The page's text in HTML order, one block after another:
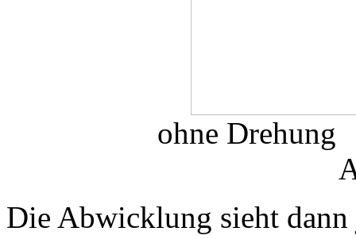
ohne Drehung
Die Abwicklung sieht dann